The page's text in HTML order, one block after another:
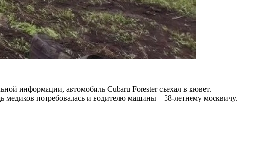
информации, автомобиль Cubaru Forester cъехал в кювет.
медиков потребовалась и водителю машины – 38-летнему москвичу.